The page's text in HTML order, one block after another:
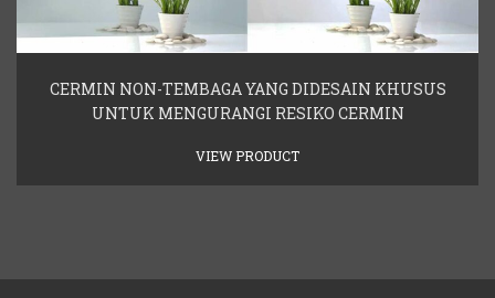
CERMIN NON-TEMBAGA YANG DIDESAIN KHUSUS
UNTUK MENGURANGI RESIKO CERMIN
VIEW PRODUCT